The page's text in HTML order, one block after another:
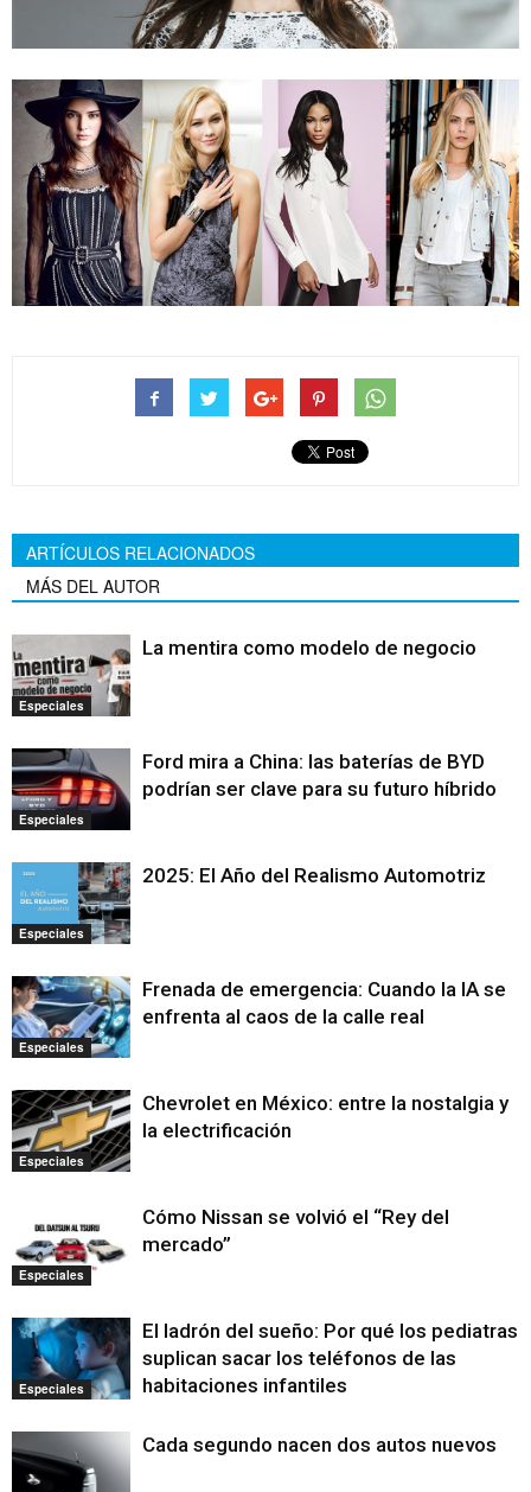
ARTÍCULOS RELACIONADOS
MÁS DEL AUTOR
Especiales
La mentira como modelo de negocio
Especiales
Ford mira a China: las baterías de BYD
podrían ser clave para su futuro híbrido
Especiales
2025: El Año del Realismo Automotriz
Especiales
Frenada de emergencia: Cuando la IA se
enfrenta al caos de la calle real
Especiales
Chevrolet en México: entre la nostalgia y
la electrificación
Especiales
Cómo Nissan se volvió el “Rey del
mercado”
Especiales
El ladrón del sueño: Por qué los pediatras
suplican sacar los teléfonos de las
habitaciones infantiles
Cada segundo nacen dos autos nuevos